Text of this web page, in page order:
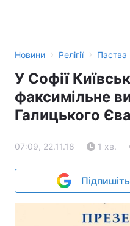
Новини › Релігії › Паства
У Софії
факсимільне
Галицького
07:09, 22.11.18 1 хв.